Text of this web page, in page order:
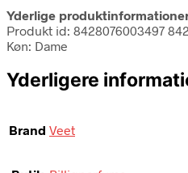
Yderlige
Produkt id: 8428076003497
Køn: Dame
Yderligere
Brand Veet